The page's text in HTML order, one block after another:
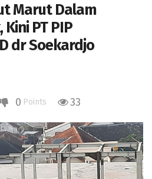
Marut Dalam
PT PIP
dr Soekardjo
0 Points 33